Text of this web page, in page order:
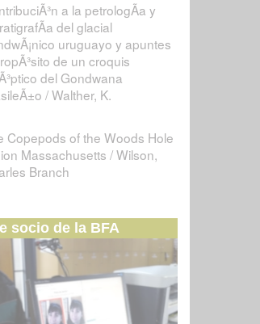
a la petrologÃ­a y
del glacial
uruguayo y apuntes
de un croquis
del Gondwana
/ Walther, K.
Copepods of the Woods Hole
Massachusetts / Wilson,
Branch
socio de la BFA